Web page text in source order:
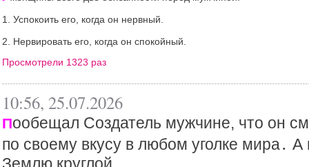
1. Успокоить его, когда он нервный.
2. Нервировать его, когда он спокойный.
Просмотрели 1323 раз
10:56, 25.07.2026
Пообещал Создатель мужчине, что он
по своему вкусу в любом уголке мира․ А